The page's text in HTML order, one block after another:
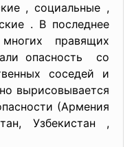
, социальные ,
. В последнее
правящих
опасность со
соседей и
вырисовывается
(Армения
Узбекистан ,